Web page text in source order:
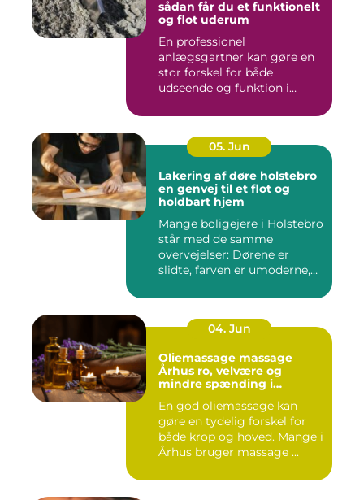
sådan får du et funktionelt
og flot uderum
En professionel
anlægsgartner kan gøre en
stor forskel for både
udseende og funktion i
05. Jun
Lakering af døre holstebro
en genvej til et flot og
holdbart hjem
Mange boligejere i Holstebro
står med de samme
overvejelser: Dørene er
slidte, farven er umoderne,
04. Jun
Oliemassage massage
Århus ro, velvære og
mindre spænding i
En god oliemassage kan
gøre en tydelig forskel for
både krop og hoved. Mange i
Århus bruger massage ...